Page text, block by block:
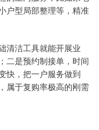
户型局部整理等，精准
清洁工具就能开展业
二是预约制接单，时间
快，把一户服务做到
属于复购率极高的刚需